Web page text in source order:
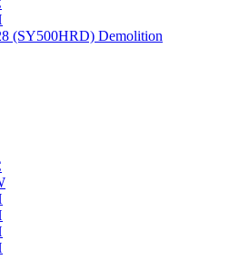
(SY500HRD) Demolition